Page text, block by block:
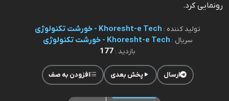
رونمایی کرد.
تولید کننده : Khoresht-e Tech - خورشت تکنولوژی
سریال : Khoresht-e Tech - خورشت تکنولوژی
بازدید : 177
ارسال پخش بعدی افزودن به صف